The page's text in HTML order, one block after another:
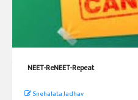
NEET-ReNEET-Repeat
Snehalata Jadhav